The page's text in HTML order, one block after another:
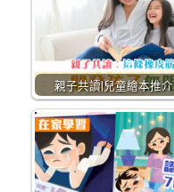
親子共讀|兒童繪本推